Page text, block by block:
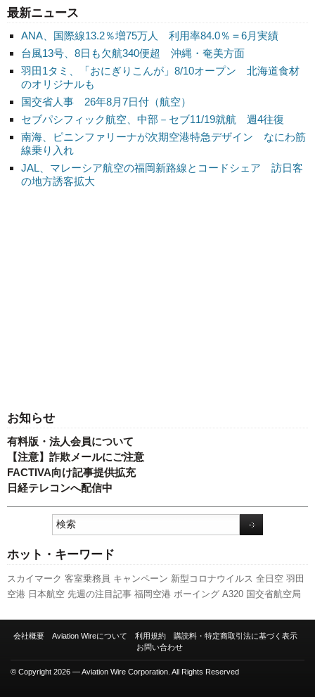
最新ニュース
ANA、国際線13.2％増75万人 利用率84.0％＝6月実績
台風13号、8日も欠航340便超 沖縄・奄美方面
羽田1タミ、「おにぎりこんが」8/10オープン 北海道食材
のオリジナルも
国交省人事 26年8月7日付（航空）
セブパシフィック航空、中部－セブ11/19就航 週4往復
南海、ピニンファリーナが次期空港特急デザイン なにわ筋
線乗り入れ
JAL、マレーシア航空の福岡新路線とコードシェア 訪日客
の地方誘客拡大
お知らせ
有料版・法人会員について
【注意】詐欺メールにご注意
FACTIVA向け記事提供拡充
日経テレコンへ配信中
ホット・キーワード
スカイマーク 客室乗務員 キャンペーン 新型コロナウイルス 全日空 羽田
空港 日本航空 先週の注目記事 福岡空港 ボーイング A320 国交省航空局
ス 旅客数 LCC 成田空港 777 737NG スターフライヤー 新路線 関西空港
会社概要 Aviation Wireについて 利用規約
購読料・特定商取引法に基づく表示
お問い合わせ
© Copyright 2026 — Aviation Wire Corporation. All Rights Reserved